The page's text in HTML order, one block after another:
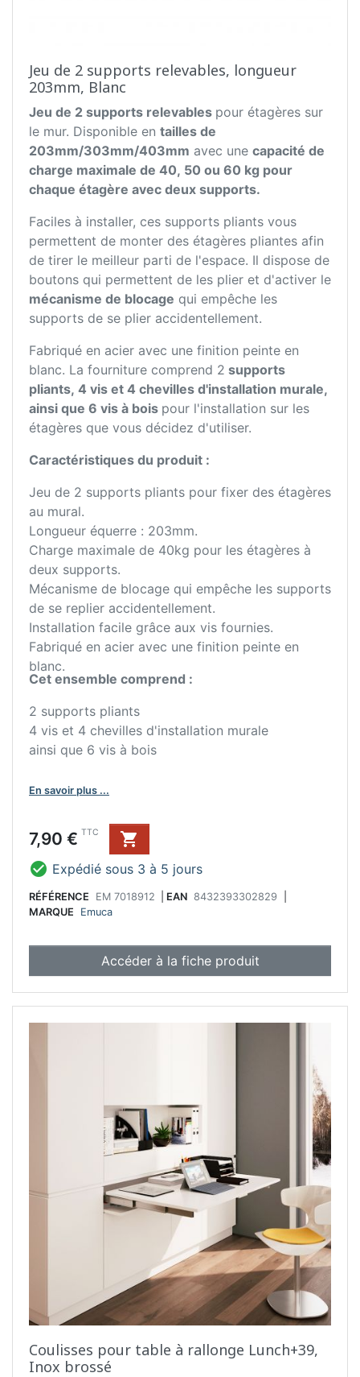
Jeu de 2 supports relevables, longueur
203mm, Blanc
Jeu de 2 supports relevables pour étagères sur
le mur. Disponible en tailles de
203mm/303mm/403mm avec une capacité de
charge maximale de 40, 50 ou 60 kg pour
chaque étagère avec deux supports.
Faciles à installer, ces supports pliants vous
permettent de monter des étagères pliantes afin
de tirer le meilleur parti de l'espace. Il dispose de
boutons qui permettent de les plier et d'activer le
mécanisme de blocage qui empêche les
supports de se plier accidentellement.
Fabriqué en acier avec une finition peinte en
blanc. La fourniture comprend 2 supports
pliants, 4 vis et 4 chevilles d'installation murale,
ainsi que 6 vis à bois pour l'installation sur les
étagères que vous décidez d'utiliser.
Caractéristiques du produit :
Jeu de 2 supports pliants pour fixer des étagères
au mural.
Longueur équerre : 203mm.
Charge maximale de 40kg pour les étagères à
deux supports.
Mécanisme de blocage qui empêche les supports
de se replier accidentellement.
Installation facile grâce aux vis fournies.
Fabriqué en acier avec une finition peinte en
blanc.
Cet ensemble comprend :
2 supports pliants
4 vis et 4 chevilles d'installation murale
ainsi que 6 vis à bois
En savoir plus ...
Prix
7,90 € TTC

 Expédié sous 3 à 5 jours
RÉFÉRENCE EM 7018912 EAN 8432393302829
MARQUE
Emuca
Accéder à la fiche produit
Coulisses pour table à rallonge Lunch+39,
Inox brossé